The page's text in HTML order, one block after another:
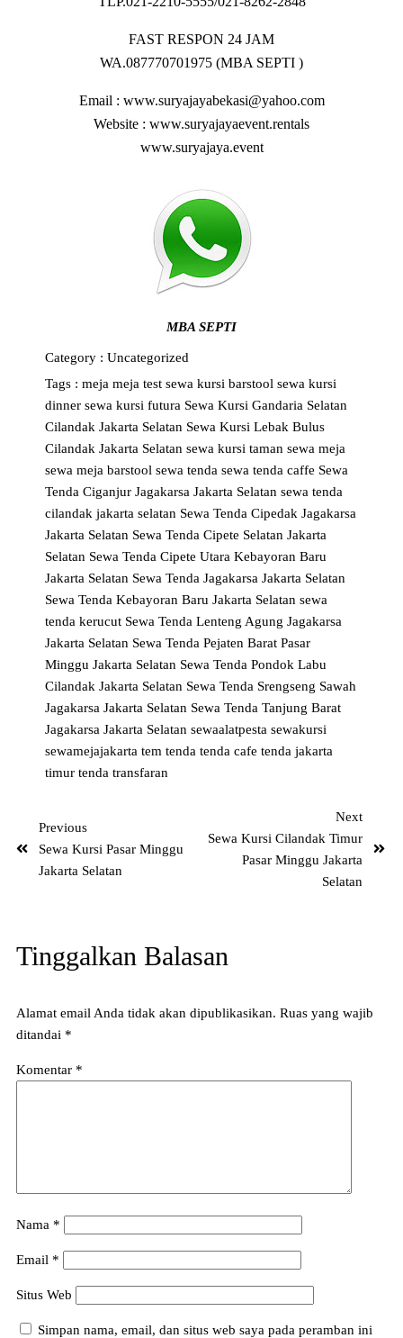
FAST RESPON 24 JAM
WA.087770701975 (MBA SEPTI )
Email : www.suryajayabekasi@yahoo.com
Website : www.suryajayaevent.rentals
www.suryajaya.event
MBA SEPTI
Category : Uncategorized
Tags : mejameja testsewa kursi barstoolsewa kursi
dinnersewa kursi futura Sewa Kursi Gandaria Selatan
Cilandak Jakarta Selatan Sewa Kursi Lebak Bulus
Cilandak Jakarta Selatansewa kursi tamansewa meja
sewa meja barstoolsewa tendasewa tenda caffe Sewa
Tenda Ciganjur Jagakarsa Jakarta Selatansewa tenda
cilandak jakarta selatan Sewa Tenda Cipedak Jagakarsa
Jakarta Selatan Sewa Tenda Cipete Selatan Jakarta
Selatan Sewa Tenda Cipete Utara Kebayoran Baru
Jakarta Selatan Sewa Tenda Jagakarsa Jakarta Selatan
Sewa Tenda Kebayoran Baru Jakarta Selatansewa
tenda kerucut Sewa Tenda Lenteng Agung Jagakarsa
Jakarta Selatan Sewa Tenda Pejaten Barat Pasar
Minggu Jakarta Selatan Sewa Tenda Pondok Labu
Cilandak Jakarta Selatan Sewa Tenda Srengseng Sawah
Jagakarsa Jakarta Selatan Sewa Tenda Tanjung Barat
Jagakarsa Jakarta Selatansewaalatpestasewakursi
sewamejajakartatemtendatenda cafetenda jakarta
timurtenda transfaran
Previous
Sewa Kursi Pasar Minggu
Jakarta Selatan
Next
Sewa Kursi Cilandak Timur
Pasar Minggu Jakarta
Selatan
Tinggalkan Balasan
Alamat email Anda tidak akan dipublikasikan. Ruas yang wajib
ditandai *
Komentar *
Nama *
Email *
Situs Web
Simpan nama, email, dan situs web saya pada peramban ini